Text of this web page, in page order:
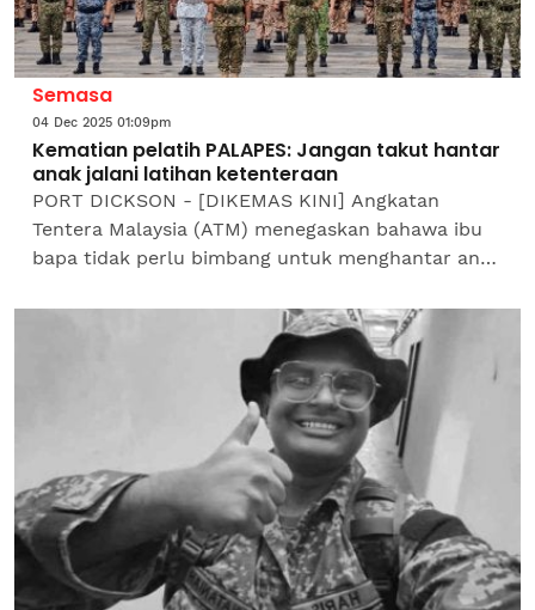
Semasa
04 Dec 2025 01:09pm
Kematian pelatih PALAPES: Jangan takut hantar
anak jalani latihan ketenteraan
PORT DICKSON - [DIKEMAS KINI] Angkatan
Tentera Malaysia (ATM) menegaskan bahawa ibu
bapa tidak perlu bimbang untuk menghantar anak
kematian Allahyarham...